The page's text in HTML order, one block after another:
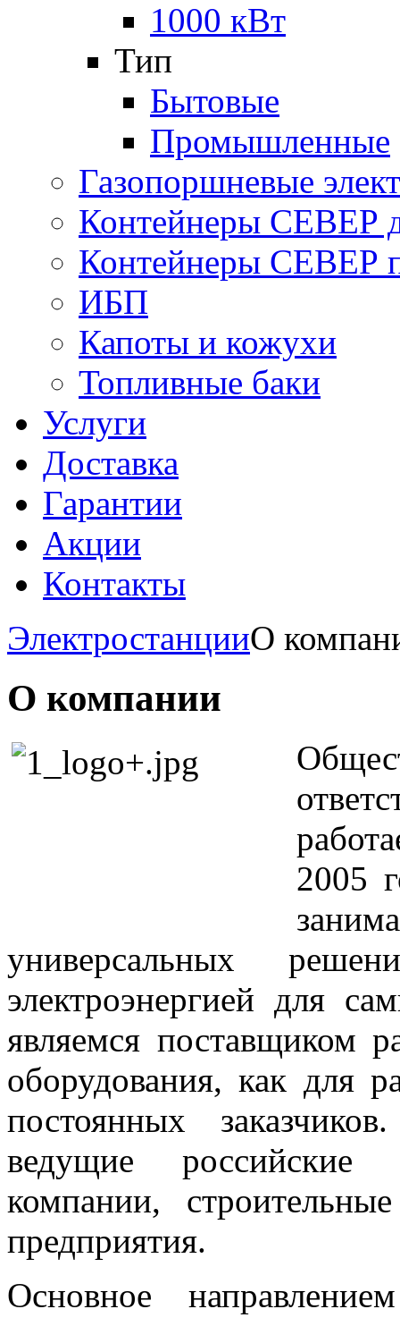
1000 кВт
Тип
Бытовые
Промышленные
Газопоршневые
Контейнеры СЕВЕР
Контейнеры СЕВЕР
ИБП
Капоты и кожухи
Топливные баки
Услуги
Доставка
Гарантии
Акции
Контакты
ЭлектростанцииО
О компании
2005
универсальных
электроэнергией для
являемся поставщиком
оборудования, как для
постоянных
ведущие
компании,
предприятия.
Основное